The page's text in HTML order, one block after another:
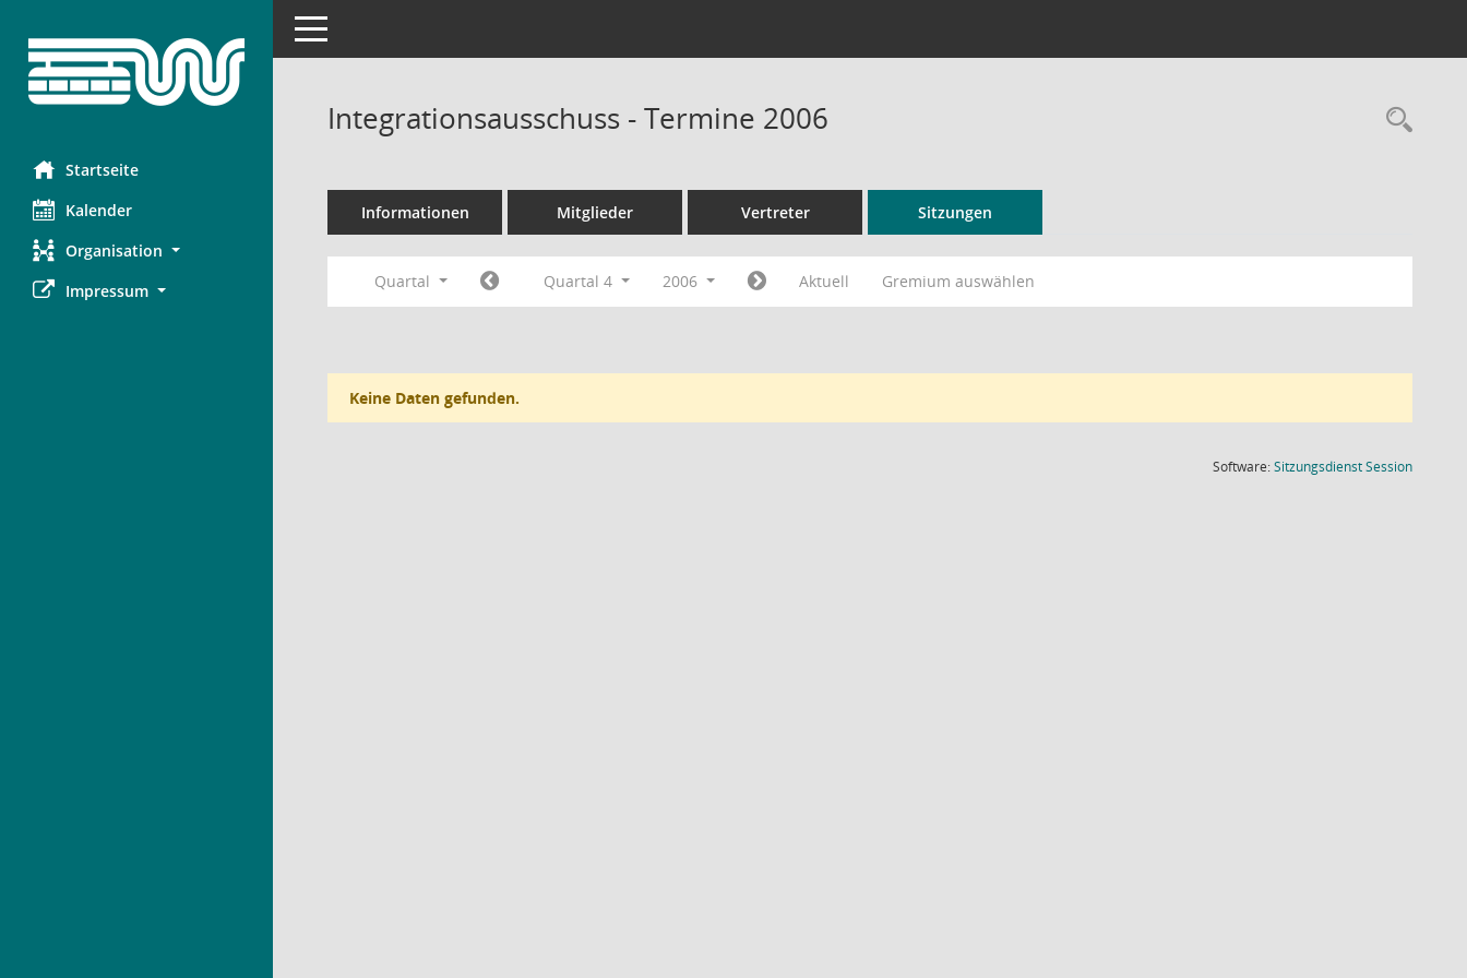
Startseite
Kalender
Organisation
Impressum
Toggle navigation
Integrationsausschuss - Termine 2006
Informationen Mitglieder Vertreter Sitzungen
Quartal Quartal 4 2006 Aktuell Gremium auswählen
Keine Daten gefunden.
Software:SitzungsdienstSession(Wird in